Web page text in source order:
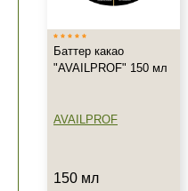
Баттер какао
"AVAILPROF" 150 мл
AVAILPROF
150 мл